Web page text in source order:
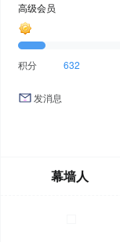
高级会员
积分 632
发消息
幕墙人